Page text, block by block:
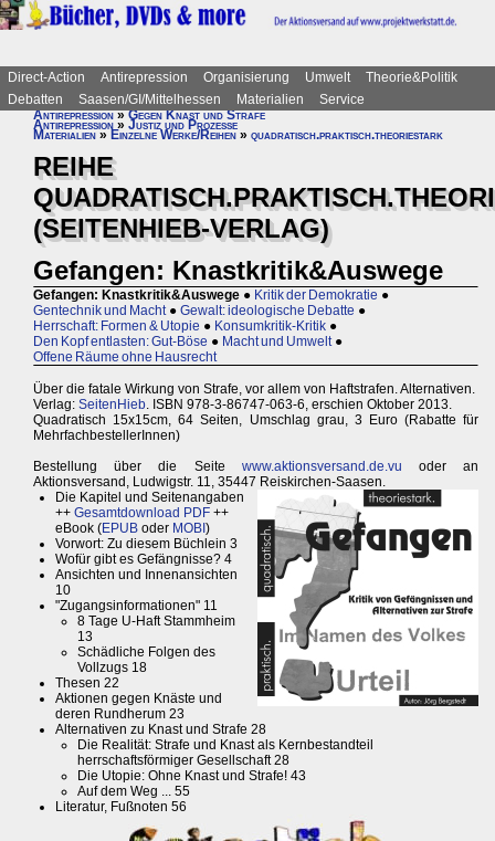
Direct-Action Antirepression Organisierung Umwelt
Theorie&Politik
Debatten
Saasen/GI/Mittelhessen Materialien
Service
Antirepression»Gegen Knast und Strafe
Antirepression » Justiz und Prozesse
Materialien » Einzelne Werke/Reihen » quadratisch.praktisch.theoriestark
REIHE
(SEITENHIEB-VERLAG)
Gefangen: Knastkritik&Auswege
Gefangen: Knastkritik&Auswege ● Kritik der Demokratie ●
Gentechnik und Macht ● Gewalt: ideologische Debatte ●
Herrschaft: Formen & Utopie ● Konsumkritik-Kritik ●
Den Kopf entlasten: Gut-Böse ● Macht und Umwelt ●
Offene Räume ohne Hausrecht
Über die fatale Wirkung von Strafe, vor allem von Haftstrafen. Alternativen.
Verlag: SeitenHieb. ISBN 978-3-86747-063-6, erschien Oktober 2013.
Quadratisch 15x15cm, 64 Seiten, Umschlag grau, 3 Euro (Rabatte für
MehrfachbestellerInnen)
Bestellung über die Seite www.aktionsversand.de.vu oder an
Aktionsversand, Ludwigstr. 11, 35447 Reiskirchen-Saasen.
Die Kapitel und Seitenangaben
++ Gesamtdownload PDF ++
eBook (EPUB oder MOBI )
Vorwort: Zu diesem Büchlein 3
Wofür gibt es Gefängnisse? 4
Ansichten und Innenansichten
10
"Zugangsinformationen" 11
8 Tage U-Haft Stammheim
13
Schädliche Folgen des
Vollzugs 18
Thesen 22
Aktionen gegen Knäste und
deren Rundherum 23
Alternativen zu Knast und Strafe 28
Die Realität: Strafe und Knast als Kernbestandteil
herrschaftsförmiger Gesellschaft 28
Die Utopie: Ohne Knast und Strafe! 43
Auf dem Weg ... 55
Literatur, Fußnoten 56